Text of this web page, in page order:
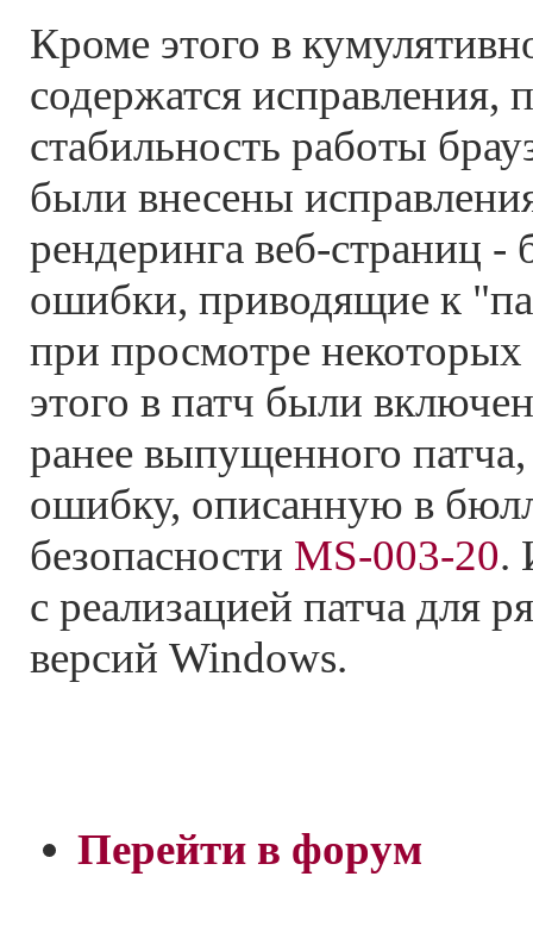
Кроме этого в
содержатся
стабильность работы
были внесены
рендеринга веб-страниц
ошибки, приводящие к
при просмотре
этого в патч были
ранее выпущенного
ошибку, описанную в
безопасности MS-003-20.
с реализацией патча для
версий Windows.
Перейти в форум